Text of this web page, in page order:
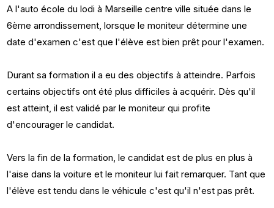
A l'auto école du lodi à Marseille centre ville située dans le
6ème arrondissement, lorsque le moniteur détermine une
date d'examen c'est que l'élève est bien prêt pour l'examen.
Durant sa formation il a eu des objectifs à atteindre. Parfois
certains objectifs ont été plus difficiles à acquérir. Dès qu'il
est atteint, il est validé par le moniteur qui profite
d'encourager le candidat.
Vers la fin de la formation, le candidat est de plus en plus à
l'aise dans la voiture et le moniteur lui fait remarquer. Tant que
l'élève est tendu dans le véhicule c'est qu'il n'est pas prêt.